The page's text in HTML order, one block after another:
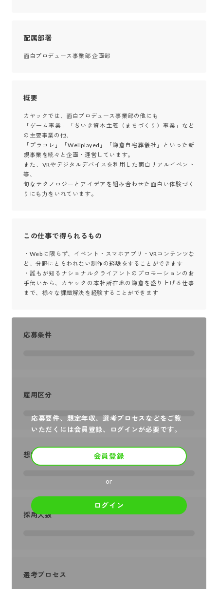
配属部署
面白プロデュース事業部 企画部
概要
カヤックでは、面白プロデュース事業部の他にも
「ゲーム事業」「ちいき資本主義（まちづくり）事業」など
の主要事業の他、
「プラコレ」「Wellplayed」「鎌倉自宅葬儀社」といった新
規事業を続々と企画・運営しています。
また、VRやデジタルデバイスを利用した面白リアルイベント
等、
旬なテクノロジーとアイデアを組み合わせた面白い体験づく
りにも力をいれています。
この仕事で得られるもの
・Webに限らず、イベント・スマホアプリ・VRコンテンツな
ど、分野にとらわれない制作の経験をすることができます
・誰もが知るナショナルクライアントのプロモーションのお
手伝いから、カヤックの本社所在地の鎌倉を盛り上げる仕事
まで、様々な課題解決を経験することができます
応募要件、想定年収、選考プロセスなどをご覧
いただくには会員登録、ログインが必要です。
会員登録
or
ログイン
応募条件
雇用区分
想定年収
採用人数
選考プロセス